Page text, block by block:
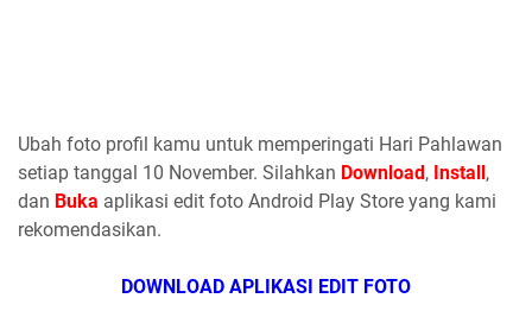
Ubah foto profil kamu untuk memperingati Hari Pahlawan
setiap tanggal 10 November. Silahkan Download, Install,
dan Buka aplikasi edit foto Android Play Store yang kami
rekomendasikan.
DOWNLOAD APLIKASI EDIT FOTO